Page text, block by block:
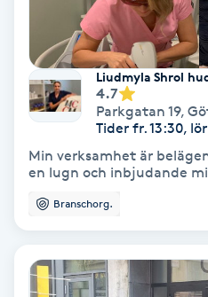
Medicinsk massage
Meditation
Medium
Megavolymfransar
Melasma
Mesoterapi
Liudmyla Shrol
4.7
Parkgatan 19,
Tider fr. 13:30,
Min verksamhet är
en lugn och inbjudande
Branschorg.